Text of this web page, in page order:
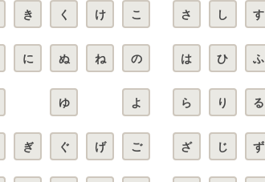
き く け こ さ し す
に ぬ ね の は ひ ふ
ゆ よ ら り る
ぎ ぐ げ ご ざ じ ず